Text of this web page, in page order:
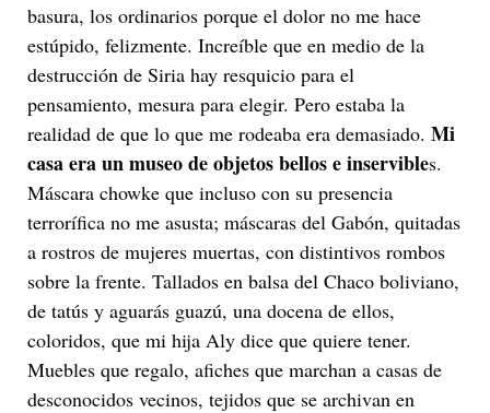
basura, los ordinarios porque el dolor no me hace
estúpido, felizmente. Increíble que en medio de la
destrucción de Siria hay resquicio para el
pensamiento, mesura para elegir. Pero estaba la
realidad de que lo que me rodeaba era demasiado. Mi
casa era un museo de objetos bellos e inservibles.
Máscara chowke que incluso con su presencia
terrorífica no me asusta; máscaras del Gabón, quitadas
a rostros de mujeres muertas, con distintivos rombos
sobre la frente. Tallados en balsa del Chaco boliviano,
de tatús y aguarás guazú, una docena de ellos,
coloridos, que mi hija Aly dice que quiere tener.
Muebles que regalo, afiches que marchan a casas de
desconocidos vecinos, tejidos que se archivan en